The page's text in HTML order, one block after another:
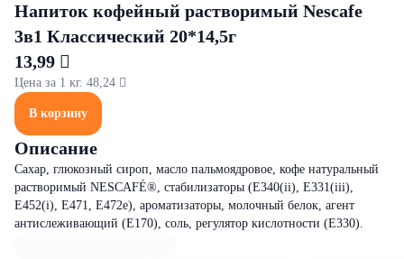
Напиток кофейный растворимый Nescafe
3в1 Классический 20*14,5г
13,99 
Цена за 1 кг. 48,24 
В корзину
Описание
Сахар, глюкозный сироп, масло пальмоядровое, кофе натуральный
растворимый NESCAFÉ®, стабилизаторы (E340(ii), E331(iii),
E452(i), E471, E472e), ароматизаторы, молочный белок, агент
антислеживающий (E170), соль, регулятор кислотности (E330).